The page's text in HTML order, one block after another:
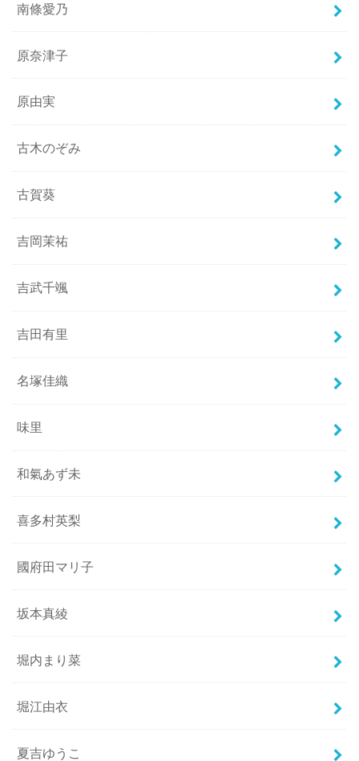
南條愛乃
原奈津子
原由実
古木のぞみ
古賀葵
吉岡茉祐
吉武千颯
吉田有里
名塚佳織
味里
和氣あず未
喜多村英梨
國府田マリ子
坂本真綾
堀内まり菜
堀江由衣
夏吉ゆうこ